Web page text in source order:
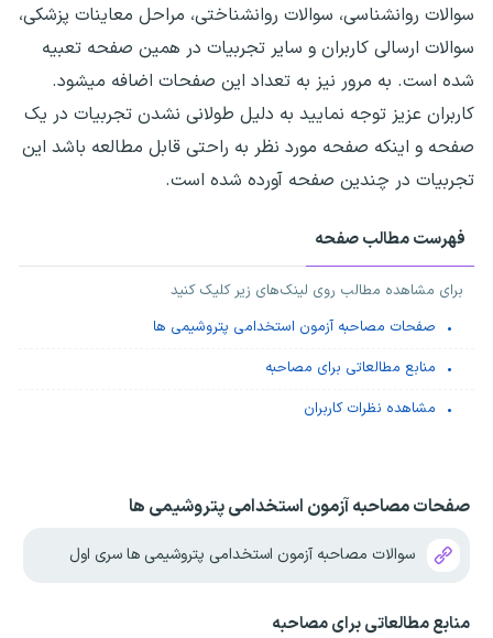
سوالات روانشناسی، سوالات روانشناختی، مراحل معاینات پزشکی،
سوالات ارسالی کاربران و سایر تجربیات در همین صفحه تعبیه
شده است. به مرور نیز به تعداد این صفحات اضافه میشود.
کاربران عزیز توجه نمایید به دلیل طولانی نشدن تجربیات در یک
صفحه و اینکه صفحه مورد نظر به راحتی قابل مطالعه باشد این
تجربیات در چندین صفحه آورده شده است.
فهرست مطالب صفحه
برای مشاهده مطالب روی لینک‌های زیر کلیک کنید
صفحات مصاحبه آزمون استخدامی پتروشیمی ها
منابع مطالعاتی برای مصاحبه
مشاهده نظرات کاربران
صفحات مصاحبه آزمون استخدامی پتروشیمی ها
سوالات مصاحبه آزمون استخدامی پتروشیمی ها سری اول
منابع مطالعاتی برای مصاحبه